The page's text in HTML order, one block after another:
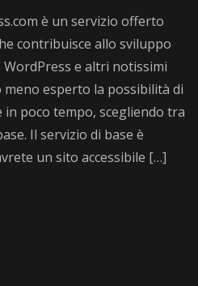
è un servizio offerto
contribuisce allo sviluppo
e altri notissimi
esperto la possibilità di
poco tempo, scegliendo tra
Il servizio di base è
un sito accessibile […]